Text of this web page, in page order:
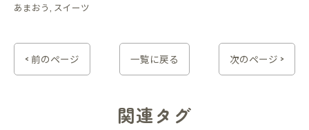
あまおう スイーツ
< 前のページ 一覧に戻る 次のページ >
関連タグ